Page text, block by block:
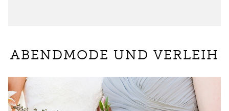
ABENDMODE UND VERLEIH